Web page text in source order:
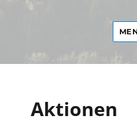
Aktionen